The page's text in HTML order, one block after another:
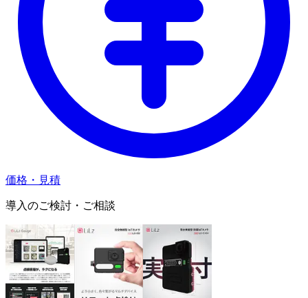
価格・見積
導入のご検討・ご相談